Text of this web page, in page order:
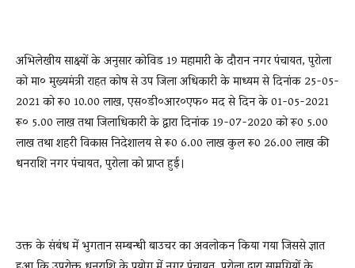
अभिलेखीय साक्ष्यों के अनुसार कोविड 19 महामारी के दौरान नगर पंचायत, पुरोला
को मा० मुख्यमंत्री राहत कोष से उप जिला अधिकारी के माध्यम से दिनांक 25-05-
2021 को रू0 10.00 लाख, एस०डी०आर०एफ० मद से दिन के 01-05-2021
रू० 5.00 लाख तथा जिलाधिकारी के द्वारा दिनांक 19-07-2020 को रू0 5.00
लाख तथा शहरी विकास निदेशालय से रू0 6.00 लाख कुल रू0 26.00 लाख की
धनराशि नगर पंचायत, पुरोला को प्राप्त हुई।
उक्त के संबंध में भुगतान सम्बन्धी बाउचर का अवलोकन किया गया जिससे ज्ञात